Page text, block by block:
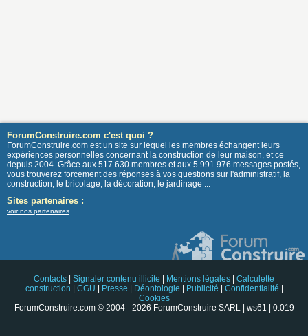
ForumConstruire.com c'est quoi ?
ForumConstruire.com est un site sur lequel les membres échangent leurs
expériences personnelles concernant la construction de leur maison, et ce
depuis 2004. Grâce aux 517 630 membres et aux 5 991 976 messages postés,
vous trouverez forcement des réponses à vos questions sur l'administratif, la
construction, le bricolage, la décoration, le jardinage ...
Sites partenaires :
voir nos partenaires
Contacts Signaler contenu illicite Mentions légales
Calculette
construction
CGU Presse Déontologie Publicité Confidentialité
Cookies
ForumConstruire.com © 2004 - 2026 ForumConstruire SARL | ws61 | 0.019